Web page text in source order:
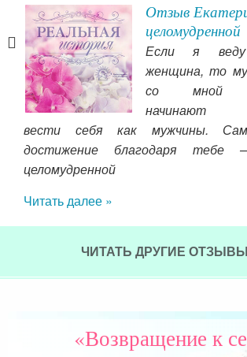
Отзыв
целомудренной
Если я
женщина, то
со мной
начинают
вести себя как мужчины.
достижение благодаря
целомудренной
Читать далее »
ЧИТАТЬ ДРУГИЕ ОТЗЫВЫ
«Возвращение к